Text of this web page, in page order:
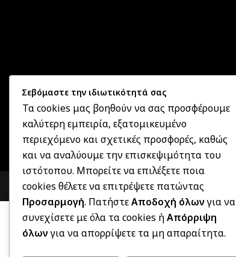
Σεβόμαστε την ιδιωτικότητά σας
Τα cookies μας βοηθούν να σας προσφέρουμε
καλύτερη εμπειρία, εξατομικευμένο
περιεχόμενο και σχετικές προσφορές, καθώς
και να αναλύουμε την επισκεψιμότητα του
ιστότοπου. Μπορείτε να επιλέξετε ποια
cookies θέλετε να επιτρέψετε πατώντας
Προσαρμογή. ΠατήστεΑποδοχή όλωνγια να
συνεχίσετε με όλα τα cookies ήΑπόρριψη
όλωνγια να απορρίψετε τα μη απαραίτητα.